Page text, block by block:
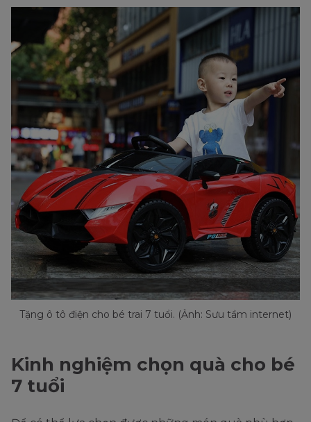
Tặng ô tô điện cho bé trai 7 tuổi. (Ảnh: Sưu tầm internet)
Kinh nghiệm chọn quà cho bé
7 tuổi